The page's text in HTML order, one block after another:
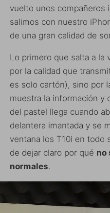
vuelto unos compañeros
salimos con nuestro
de una gran calidad de
Lo primero que salta a la
por la calidad que
es solo cartón), sino por
muestra la información y
del pastel llega cuando
delantera imantada y se
ventana los T10i en todo
de dejar claro por qué no
normales.